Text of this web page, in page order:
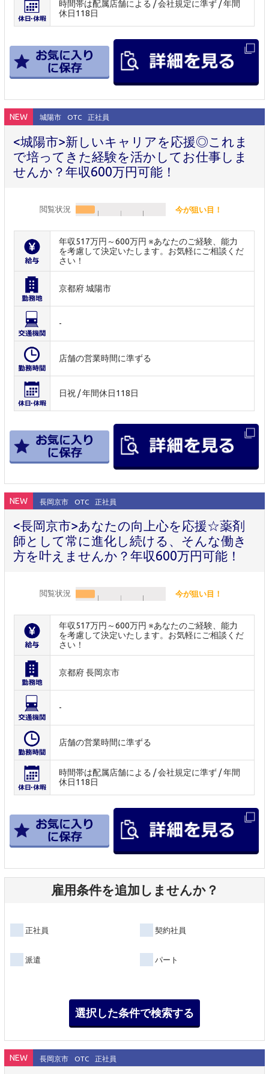
時間帯は配属店舗による / 会社規定に準ず / 年間
休日118日
NEW 城陽市 OTC 正社員
<城陽市>新しいキャリアを応援◎これま
で培ってきた経験を活かしてお仕事しま
せんか？年収600万円可能！
閲覧状況 今が狙い目！
年収517万円～600万円 ※あなたのご経験、能力
を考慮して決定いたします。お気軽にご相談くだ
さい！
京都府 城陽市
-
店舗の営業時間に準ずる
日祝 / 年間休日118日
NEW 長岡京市 OTC 正社員
<長岡京市>あなたの向上心を応援☆薬剤
師として常に進化し続ける、そんな働き
方を叶えませんか？年収600万円可能！
閲覧状況 今が狙い目！
年収517万円～600万円 ※あなたのご経験、能力
を考慮して決定いたします。お気軽にご相談くだ
さい！
京都府 長岡京市
-
店舗の営業時間に準ずる
時間帯は配属店舗による / 会社規定に準ず / 年間
休日118日
雇用条件を追加しませんか？
正社員 契約社員
派遣 パート
NEW 長岡京市 OTC 正社員